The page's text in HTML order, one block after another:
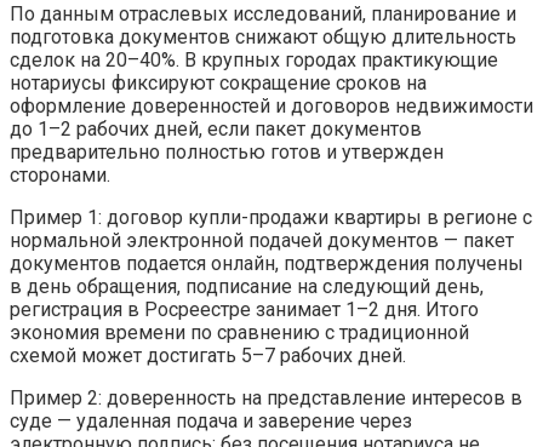
По данным отраслевых исследований, планирование и
подготовка документов снижают общую длительность
сделок на 20–40%. В крупных городах практикующие
нотариусы фиксируют сокращение сроков на
оформление доверенностей и договоров недвижимости
до 1–2 рабочих дней, если пакет документов
предварительно полностью готов и утвержден
сторонами.
Пример 1: договор купли-продажи квартиры в регионе с
нормальной электронной подачей документов — пакет
документов подается онлайн, подтверждения получены
в день обращения, подписание на следующий день,
регистрация в Росреестре занимает 1–2 дня. Итого
экономия времени по сравнению с традиционной
схемой может достигать 5–7 рабочих дней.
Пример 2: доверенность на представление интересов в
суде — удаленная подача и заверение через